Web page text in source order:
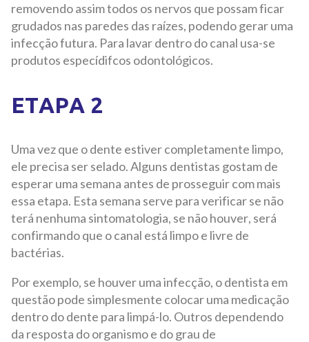
removendo assim todos os nervos que possam ficar
grudados nas paredes das raízes, podendo gerar uma
infecção futura. Para lavar dentro do canal usa-se
produtos especídifcos odontológicos.
ETAPA 2
Uma vez que o dente estiver completamente limpo,
ele precisa ser selado. Alguns dentistas gostam de
esperar uma semana antes de prosseguir com mais
essa etapa. Esta semana serve para verificar se não
terá nenhuma sintomatologia, se não houver, será
confirmando que o canal está limpo e livre de
bactérias.
Por exemplo, se houver uma infecção, o dentista em
questão pode simplesmente colocar uma medicação
dentro do dente para limpá-lo. Outros dependendo
da resposta do organismo e do grau de